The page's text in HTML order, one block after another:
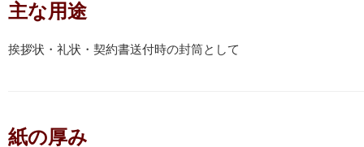
主な用途
挨拶状・礼状・契約書送付時の封筒として
紙の厚み